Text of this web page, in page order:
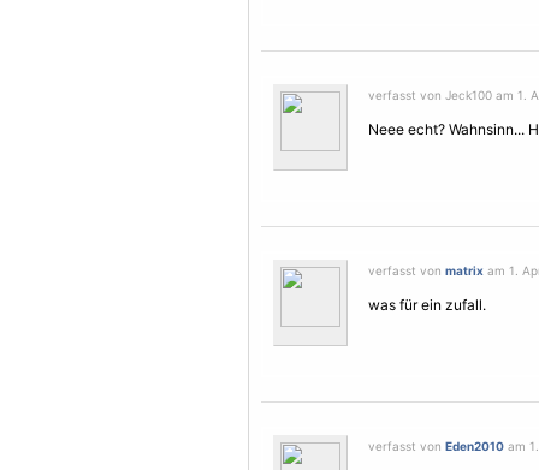
verfasst von Jeck100 am 1.
Neee echt? Wahnsinn...
verfasst von matrix am 1.
was für ein zufall.
verfasst von Eden2010 am